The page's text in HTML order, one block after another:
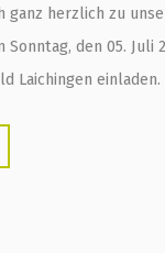
ganz herzlich zu
den 05. Juli
Laichingen